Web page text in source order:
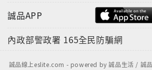
誠品APP
內政部警政署 165全民防騙網
誠品線上eslite.com - powered by 誠品生活 / 誠